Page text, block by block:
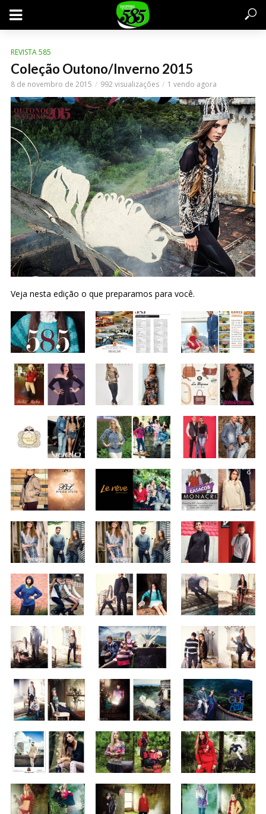
REVISTA 585
Coleção Outono/Inverno 2015
8 de novembro de 2015 992 visualizações 1 vendo agora
Veja nesta edição o que preparamos para você.